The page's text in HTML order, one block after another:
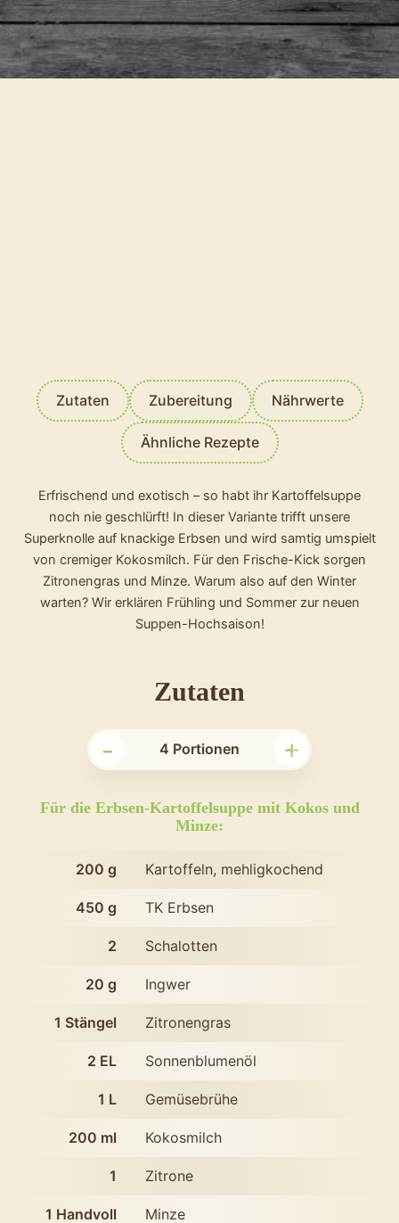
Zutaten Zubereitung Nährwerte
Ähnliche Rezepte
Erfrischend und exotisch – so habt ihr Kartoffelsuppe
noch nie geschlürft! In dieser Variante trifft unsere
Superknolle auf knackige Erbsen und wird samtig umspielt
von cremiger Kokosmilch. Für den Frische-Kick sorgen
Zitronengras und Minze. Warum also auf den Winter
warten? Wir erklären Frühling und Sommer zur neuen
Suppen-Hochsaison!
Zutaten
Rezept
Kokos
- 4 Portionen +
Für die Erbsen-Kartoffelsuppe mit Kokos und
Minze:
200 g Kartoffeln, mehligkochend
450 g TK Erbsen
2 Schalotten
20 g Ingwer
1 Stängel Zitronengras
2 EL Sonnenblumenöl
1 L Gemüsebrühe
200 ml Kokosmilch
1 Zitrone
1 Handvoll Minze